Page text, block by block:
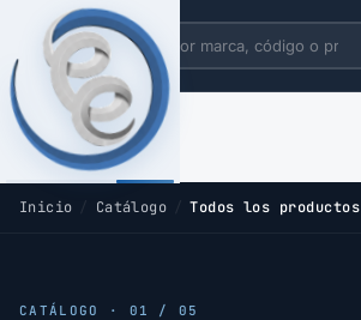
Inicio / Catálogo Todos los productos
CATÁLOGO · 01 / 05